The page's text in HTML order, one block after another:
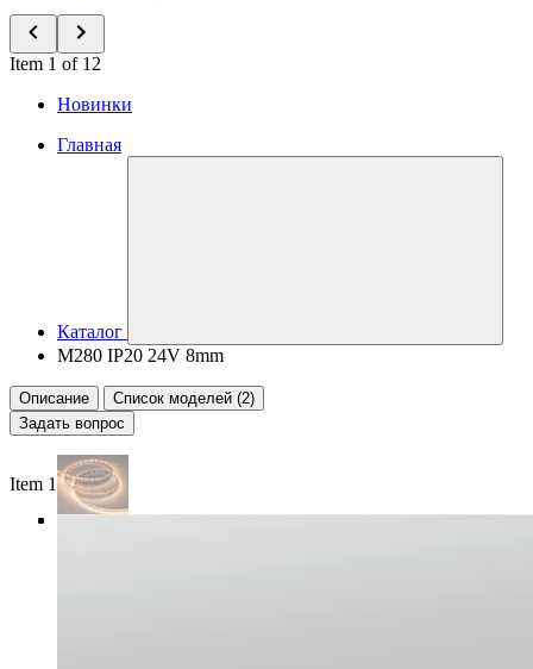
Item 1 of 12
Новинки
Главная
Каталог
M280 IP20 24V 8mm
Описание
Список моделей (2)
Задать вопрос
Item 1 of 4